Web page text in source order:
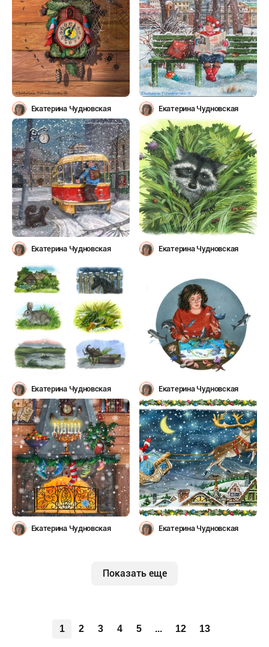
Екатерина Чудновская Екатерина Чудновская
Екатерина Чудновская Екатерина Чудновская
Екатерина Чудновская Екатерина Чудновская
Екатерина Чудновская Екатерина Чудновская
Показать еще
1 2 3 4 5 ... 12 13